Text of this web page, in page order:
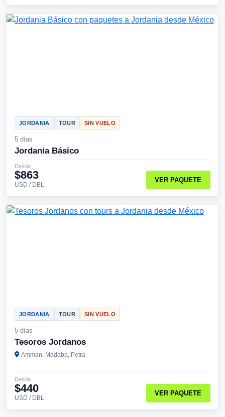
JORDANIA TOUR SIN VUELO
5 días
Jordania Básico
Desde
$863
USD / DBL
VER PAQUETE
JORDANIA TOUR SIN VUELO
5 días
Tesoros Jordanos
Amman, Madaba, Petra
Desde
$440
USD / DBL
VER PAQUETE